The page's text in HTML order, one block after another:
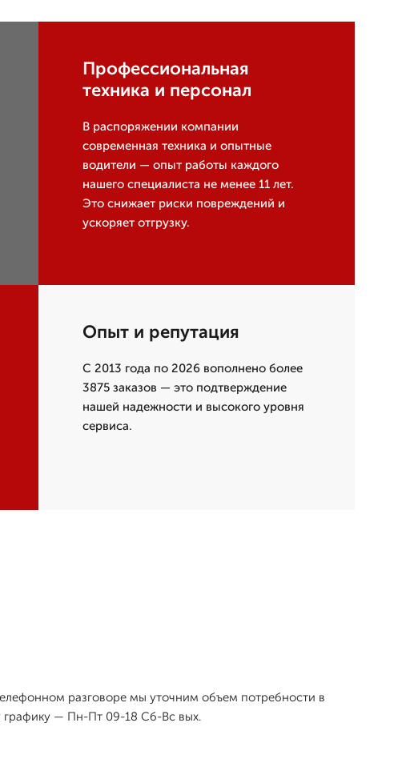
Профессиональная
техника и персонал
В распоряжении компании
современная техника и опытные
водители — опыт работы каждого
нашего специалиста не менее 11 лет.
Это снижает риски повреждений и
ускоряет отгрузку.
Опыт и репутация
С 2013 года по 2026 вополнено более
3875 заказов — это подтверждение
нашей надежности и высокого уровня
сервиса.
разговоре мы уточним объем потребности в
графику — Пн-Пт 09-18 Сб-Вс вых.